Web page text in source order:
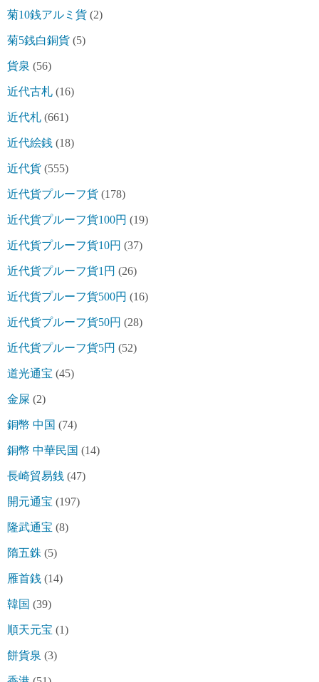
菊10銭アルミ貨 (2)
菊5銭白銅貨 (5)
貨泉 (56)
近代古札 (16)
近代札 (661)
近代絵銭 (18)
近代貨 (555)
近代貨プルーフ貨 (178)
近代貨プルーフ貨100円 (19)
近代貨プルーフ貨10円 (37)
近代貨プルーフ貨1円 (26)
近代貨プルーフ貨500円 (16)
近代貨プルーフ貨50円 (28)
近代貨プルーフ貨5円 (52)
道光通宝 (45)
金屎 (2)
銅幣 中国 (74)
銅幣 中華民国 (14)
長崎貿易銭 (47)
開元通宝 (197)
隆武通宝 (8)
隋五銖 (5)
雁首銭 (14)
韓国 (39)
順天元宝 (1)
餅貨泉 (3)